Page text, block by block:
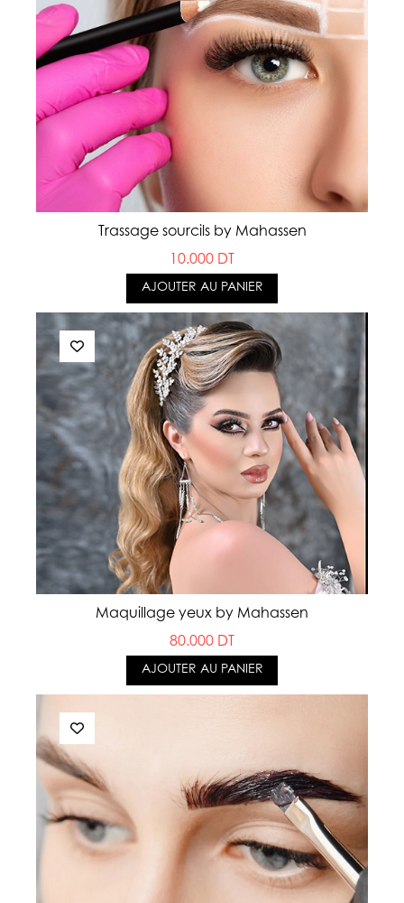
Trassage sourcils by Mahassen
10.000 DT
AJOUTER AU PANIER
Maquillage yeux by Mahassen
80.000 DT
AJOUTER AU PANIER